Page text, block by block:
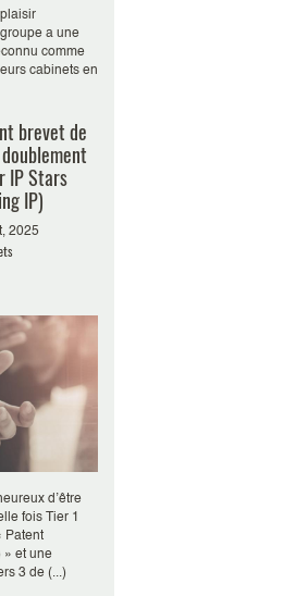
a une
comme
cabinets en
brevet de
IP Stars
IP)
2025
d’être
fois Tier 1
Patent
» et une
3 de (...)